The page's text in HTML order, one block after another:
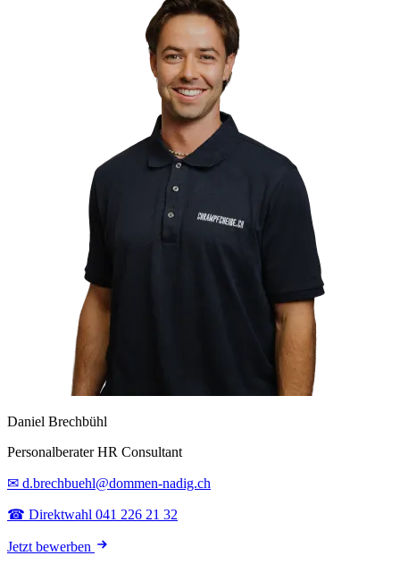
Daniel Brechbühl
Personalberater HR Consultant
✉ d.brechbuehl@dommen-nadig.ch
☎ Direktwahl 041 226 21 32
Jetzt bewerben